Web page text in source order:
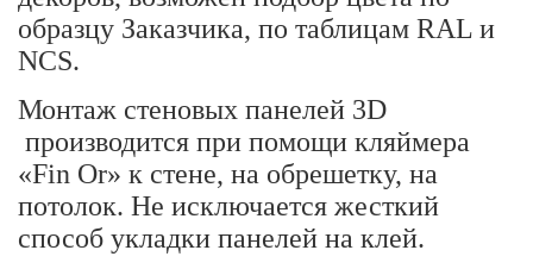
образцу Заказчика, по таблицам RAL и
NCS.
Монтаж стеновых панелей 3D
производится при помощи кляймера
«Fin Or» к стене, на обрешетку, на
потолок. Не исключается жесткий
способ укладки панелей на клей.